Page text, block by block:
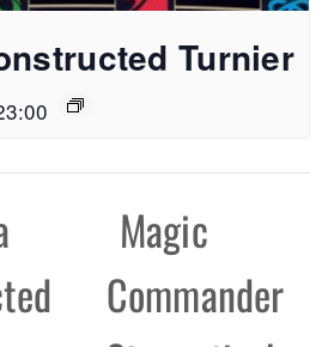
Turnier
Magic
Commander